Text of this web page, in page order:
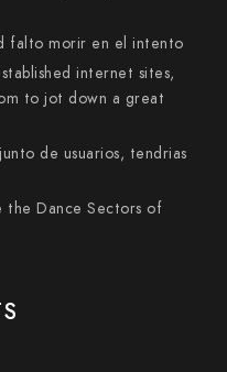
falto morir en el intento
internet sites,
to jot down a great
de usuarios, tendri­as
the Dance Sectors of